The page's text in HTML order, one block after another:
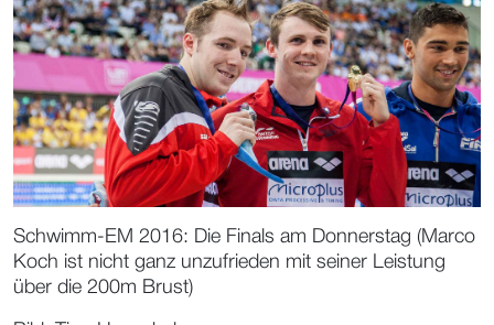
Schwimm-EM 2016: Die Finals am Donnerstag (Marco
Koch ist nicht ganz unzufrieden mit seiner Leistung
über die 200m Brust)